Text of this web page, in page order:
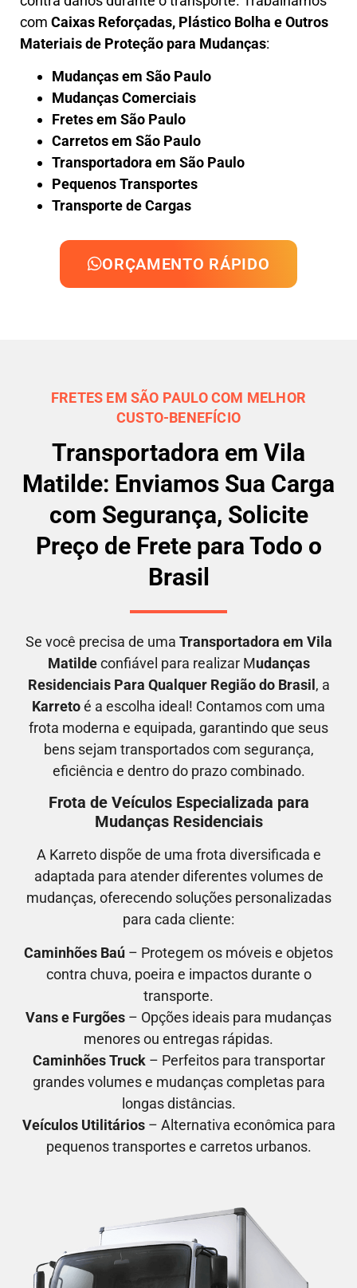
com Caixas Reforçadas, Plástico Bolha e Outros
Materiais de Proteção para Mudanças:
Mudanças em São Paulo
Mudanças Comerciais
Fretes em São Paulo
Carretos em São Paulo
Transportadora em São Paulo
Pequenos Transportes
Transporte de Cargas
ORÇAMENTO RÁPIDO
FRETES EM SÃO PAULO COM MELHOR
CUSTO-BENEFÍCIO
Transportadora em Vila
Matilde: Enviamos Sua Carga
com Segurança, Solicite
Preço de Frete para Todo o
Brasil
Se você precisa de uma Transportadora em Vila
Matildeconfiável para realizar Mudanças
Residenciais Para Qualquer Região do Brasil , a
Karretoé a escolha ideal! Contamos com uma
frota moderna e equipada, garantindo que seus
bens sejam transportados com segurança,
eficiência e dentro do prazo combinado.
Frota de Veículos Especializada para
Mudanças Residenciais
A Karreto dispõe de uma frota diversificada e
adaptada para atender diferentes volumes de
mudanças, oferecendo soluções personalizadas
para cada cliente:
Caminhões Baú – Protegem os móveis e objetos
contra chuva, poeira e impactos durante o
transporte.
Vans e Furgões – Opções ideais para mudanças
menores ou entregas rápidas.
Caminhões Truck– Perfeitos para transportar
grandes volumes e mudanças completas para
longas distâncias.
Veículos Utilitários– Alternativa econômica para
pequenos transportes e carretos urbanos.